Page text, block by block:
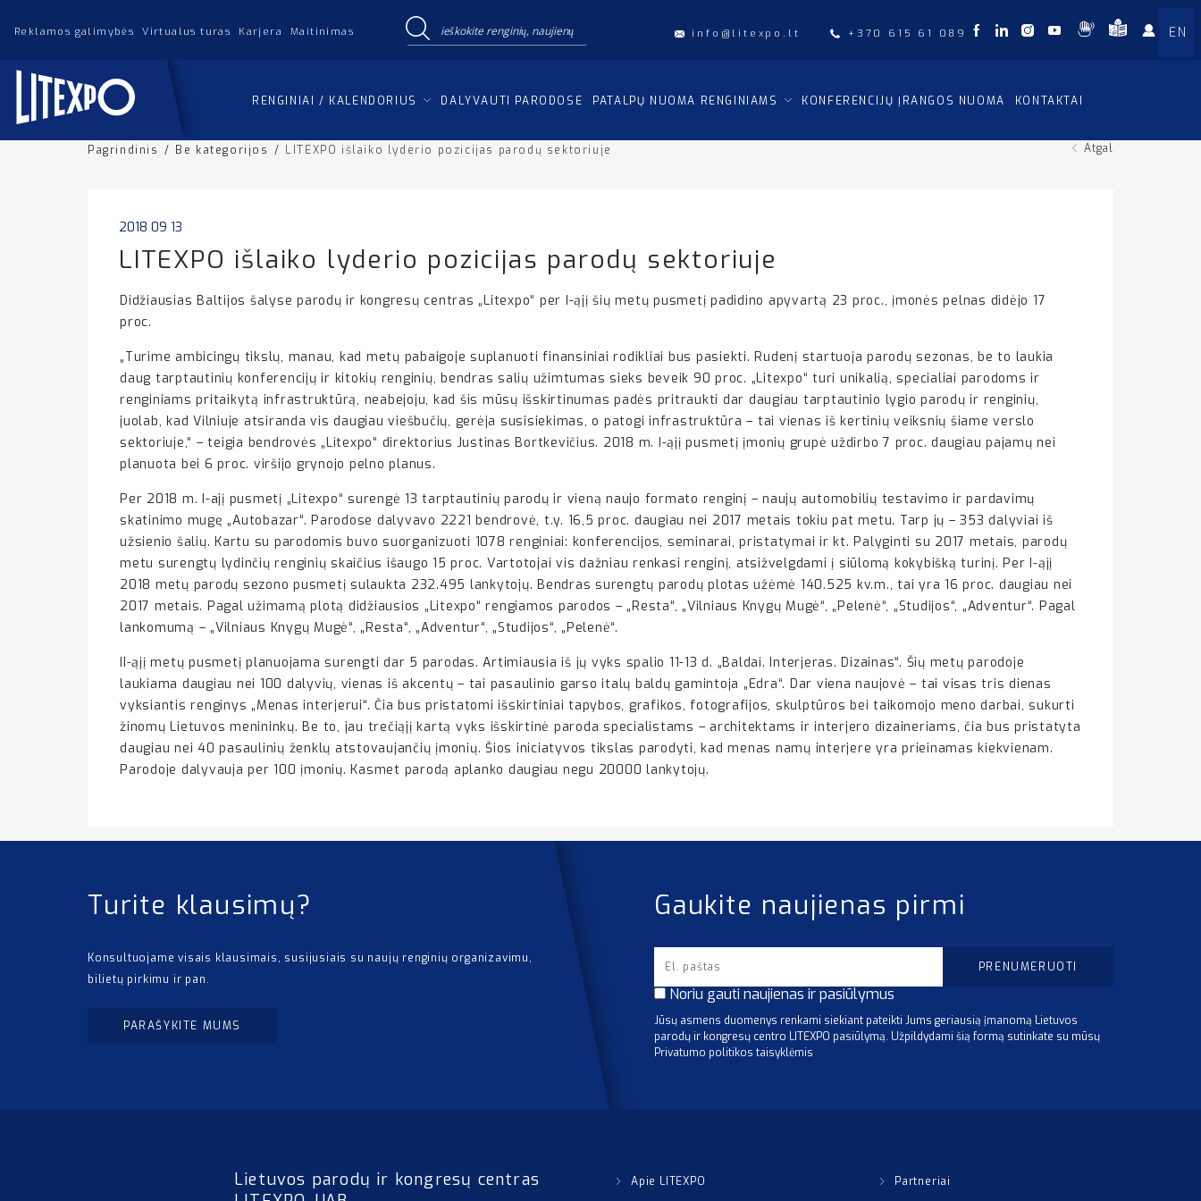
Reklamos galimybės Virtualus turas Karjera Maitinimas info@litexpo.lt +370 615 61 089 EN
RENGINIAI / KALENDORIUS DALYVAUTI PARODOSE PATALPŲ NUOMA RENGINIAMS KONFERENCIJŲ ĮRANGOS NUOMA KONTAKTAI
Pagrindinis / Be kategorijos / LITEXPO išlaiko lyderio pozicijas parodų sektoriuje Atgal
2018 09 13
LITEXPO išlaiko lyderio pozicijas parodų sektoriuje
Didžiausias Baltijos šalyse parodų ir kongresų centras „Litexpo“ per I-ąjį šių metų pusmetį padidino apyvartą 23 proc., įmonės pelnas didėjo 17
proc.
„Turime ambicingų tikslų, manau, kad metų pabaigoje suplanuoti finansiniai rodikliai bus pasiekti. Rudenį startuoja parodų sezonas, be to laukia
daug tarptautinių konferencijų ir kitokių renginių, bendras salių užimtumas sieks beveik 90 proc. „Litexpo“ turi unikalią, specialiai parodoms ir
renginiams pritaikytą infrastruktūrą, neabejoju, kad šis mūsų išskirtinumas padės pritraukti dar daugiau tarptautinio lygio parodų ir renginių,
juolab, kad Vilniuje atsiranda vis daugiau viešbučių, gerėja susisiekimas, o patogi infrastruktūra – tai vienas iš kertinių veiksnių šiame verslo
sektoriuje,“ – teigia bendrovės „Litexpo“ direktorius Justinas Bortkevičius. 2018 m. I-ąjį pusmetį įmonių grupė uždirbo 7 proc. daugiau pajamų nei
planuota bei 6 proc. viršijo grynojo pelno planus.
Per 2018 m. I-ajį pusmetį „Litexpo“ surengė 13 tarptautinių parodų ir vieną naujo formato ren­ginį – naujų automobilių testavimo ir pardavimų
skatinimo mugę „Autobazar“. Parodose dalyvavo 2221 bendrovė, t.y. 16,5 proc. daugiau nei 2017 metais tokiu pat metu. Tarp jų – 353 dalyviai iš
užsienio šalių. Kartu su parodomis buvo suorganizuoti 1078 renginiai: kon­ferencijos, seminarai, pristatymai ir kt. Palyginti su 2017 metais, parodų
metu surengtų lydinčių renginių skaičius išaugo 15 proc. Vartotojai vis dažniau renkasi renginį, atsižvelgdami į siūlomą kokybišką turinį. Per I-ąjį
2018 metų parodų sezono pusmetį sulaukta 232.495 lankytojų. Bendras surengtų parodų plotas užėmė 140.525 kv.m., tai yra 16 proc. daugiau nei
2017 metais. Pagal užimamą plotą didžiausios „Litexpo“ rengiamos parodos – „Resta“, „Vilniaus Knygų Mugė“, „Pelenė“, „Studijos“, „Adventur“. Pagal
lankomumą – „Vilniaus Knygų Mugė“, „Resta“, „Adventur“, „Studijos“, „Pelenė“.
II-ąjį metų pusmetį planuojama surengti dar 5 parodas. Artimiausia iš jų vyks spalio 11-13 d. „Baldai. Interjeras. Dizainas“. Šių metų parodoje
laukiama daugiau nei 100 dalyvių, vienas iš akcentų – tai pasaulinio garso italų baldų gamintoja „Edra“. Dar viena naujovė – tai visas tris dienas
vyksiantis renginys „Menas interjerui“. Čia bus pristatomi išskirtiniai tapybos, grafikos, fotografijos, skulptūros bei taikomojo meno darbai, sukurti
žinomų Lietuvos menininkų. Be to, jau trečiąjį kartą vyks išskirtinė paroda specialistams – architektams ir interjero dizaineriams, čia bus pristatyta
daugiau nei 40 pasaulinių ženklų atstovaujančių įmonių. Šios iniciatyvos tikslas parodyti, kad menas namų interjere yra prieinamas kiekvienam.
Parodoje dalyvauja per 100 įmonių. Kasmet parodą aplanko daugiau negu 20000 lankytojų.
Turite klausimų?
Konsultuojame visais klausimais, susijusiais su naujų renginių organizavimu,
bilietų pirkimu ir pan.
PARAŠYKITE MUMS
Gaukite naujienas pirmi
Noriu gauti naujienas ir pasiūlymus
Jūsų asmens duomenys renkami siekiant pateikti Jums geriausią įmanomą Lietuvos
parodų ir kongresų centro LITEXPO pasiūlymą. Užpildydami šią formą sutinkate su mūsų
Privatumo politikos taisyklėmis
Lietuvos parodų ir kongresų centras
Apie LITEXPO
Partneriai